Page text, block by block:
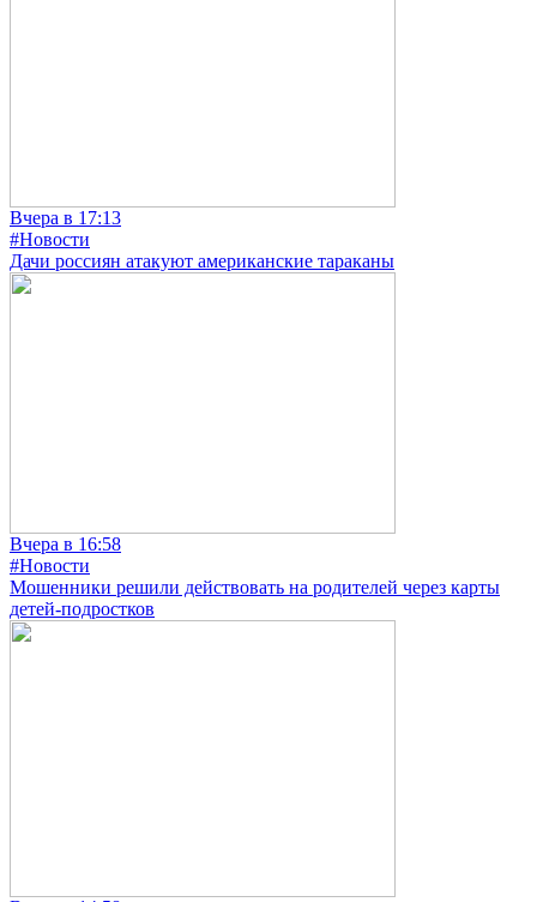
Вчера в 17:13
#Новости
Дачи россиян атакуют американские тараканы
Вчера в 16:58
#Новости
Мошенники решили действовать на родителей через карты
детей-подростков